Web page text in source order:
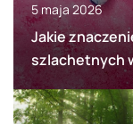
5 maja 2026
Jakie
szlachetnych